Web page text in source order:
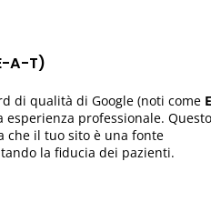
A-T)
di qualità di Google (noti come
esperienza professionale. Questo
che il tuo sito è una fonte
la fiducia dei pazienti.